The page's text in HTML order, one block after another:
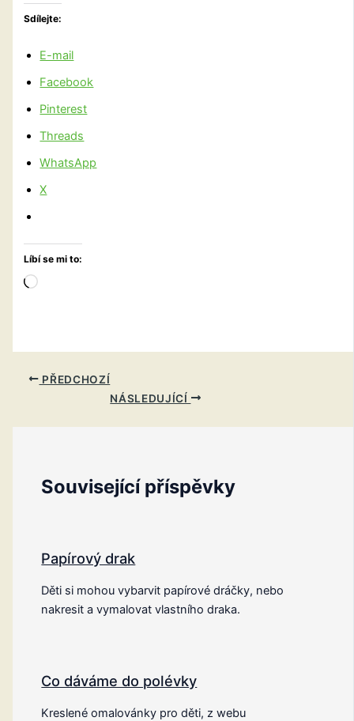
Sdílejte:
E-mail
Facebook
Pinterest
Threads
WhatsApp
X
Líbí se mi to:
Načítání…
PŘEDCHOZÍ
NÁSLEDUJÍCÍ
Související příspěvky
Papírový drak
Děti si mohou vybarvit papírové dráčky, nebo
nakresit a vymalovat vlastního draka.
Co dáváme do polévky
Kreslené omalovánky pro děti, z webu